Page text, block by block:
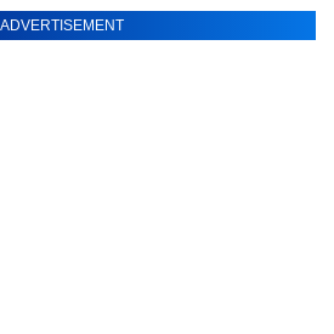
ADVERTISEMENT